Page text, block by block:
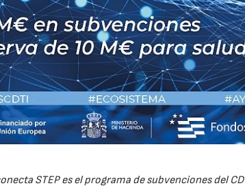
STEP es el programa de subvenciones del